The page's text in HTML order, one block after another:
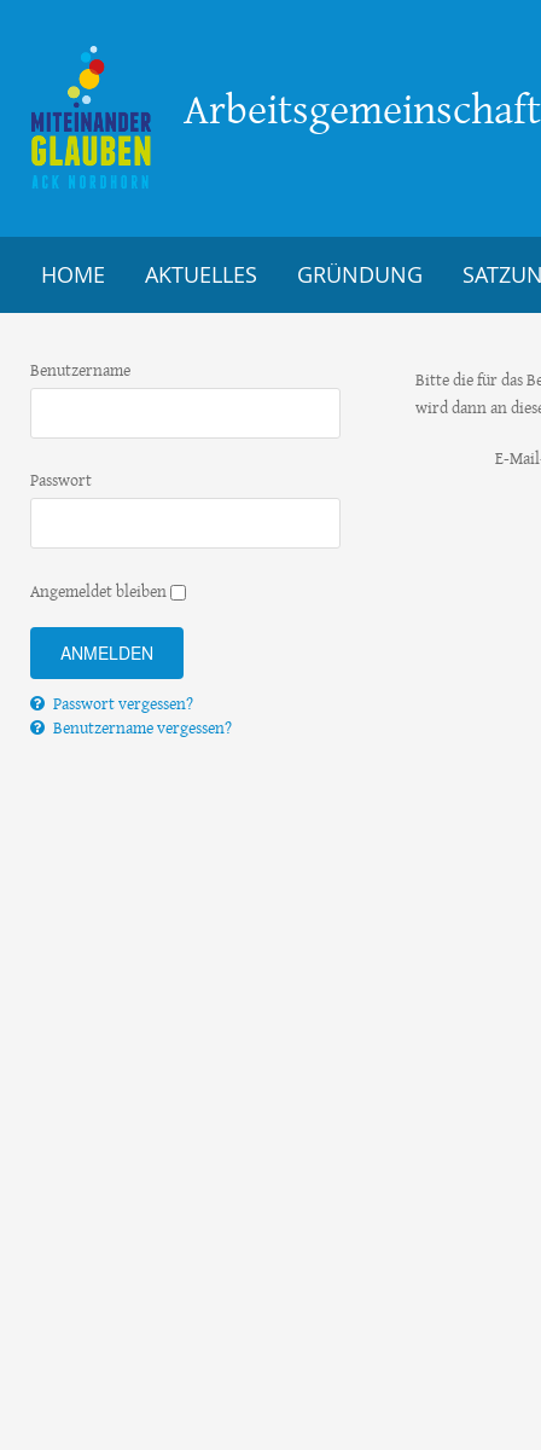
HOME AKTUELLES GRÜNDUNG
Bitte die für das
wird dann an
E-
Benutzername
Passwort
Angemeldet bleiben
Passwort vergessen?
Benutzername vergessen?